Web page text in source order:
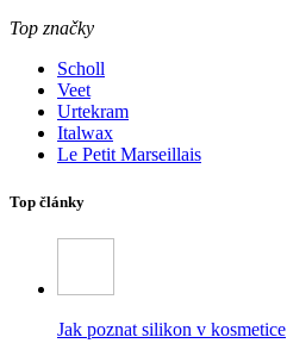
Top značky
Scholl
Veet
Urtekram
Italwax
Le Petit Marseillais
Top články
Jak poznat silikon v kosmetice